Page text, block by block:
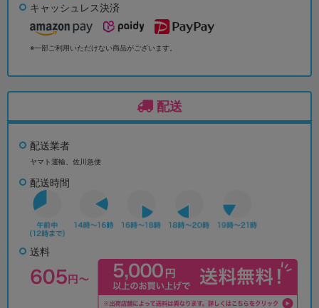
キャッシュレス決済
※一部ご利用いただけない商品がございます。
配送
配送業者
ヤマト運輸、佐川急便
配送時間
送料